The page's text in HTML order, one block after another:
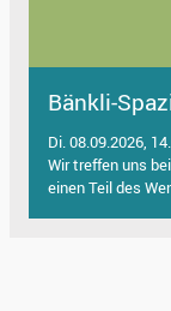
Bänkli-
Di. 08.09.2026,
Wir treffen uns
einen Teil des